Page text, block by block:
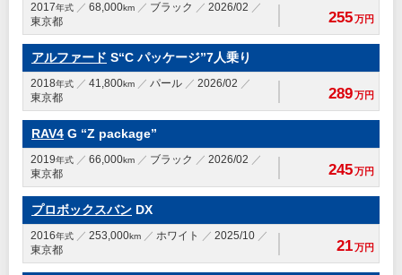
2017年式 68,000km ブラック
2026/02
東京都
255万円
アルファード S“C パッケージ”7人乗り
2018年式 41,800km パール
2026/02
東京都
289万円
RAV4 G “Z package”
2019年式 66,000km ブラック
2026/02
東京都
245万円
プロボックスバン DX
2016年式 253,000km ホワイト
2025/10
東京都
21万円